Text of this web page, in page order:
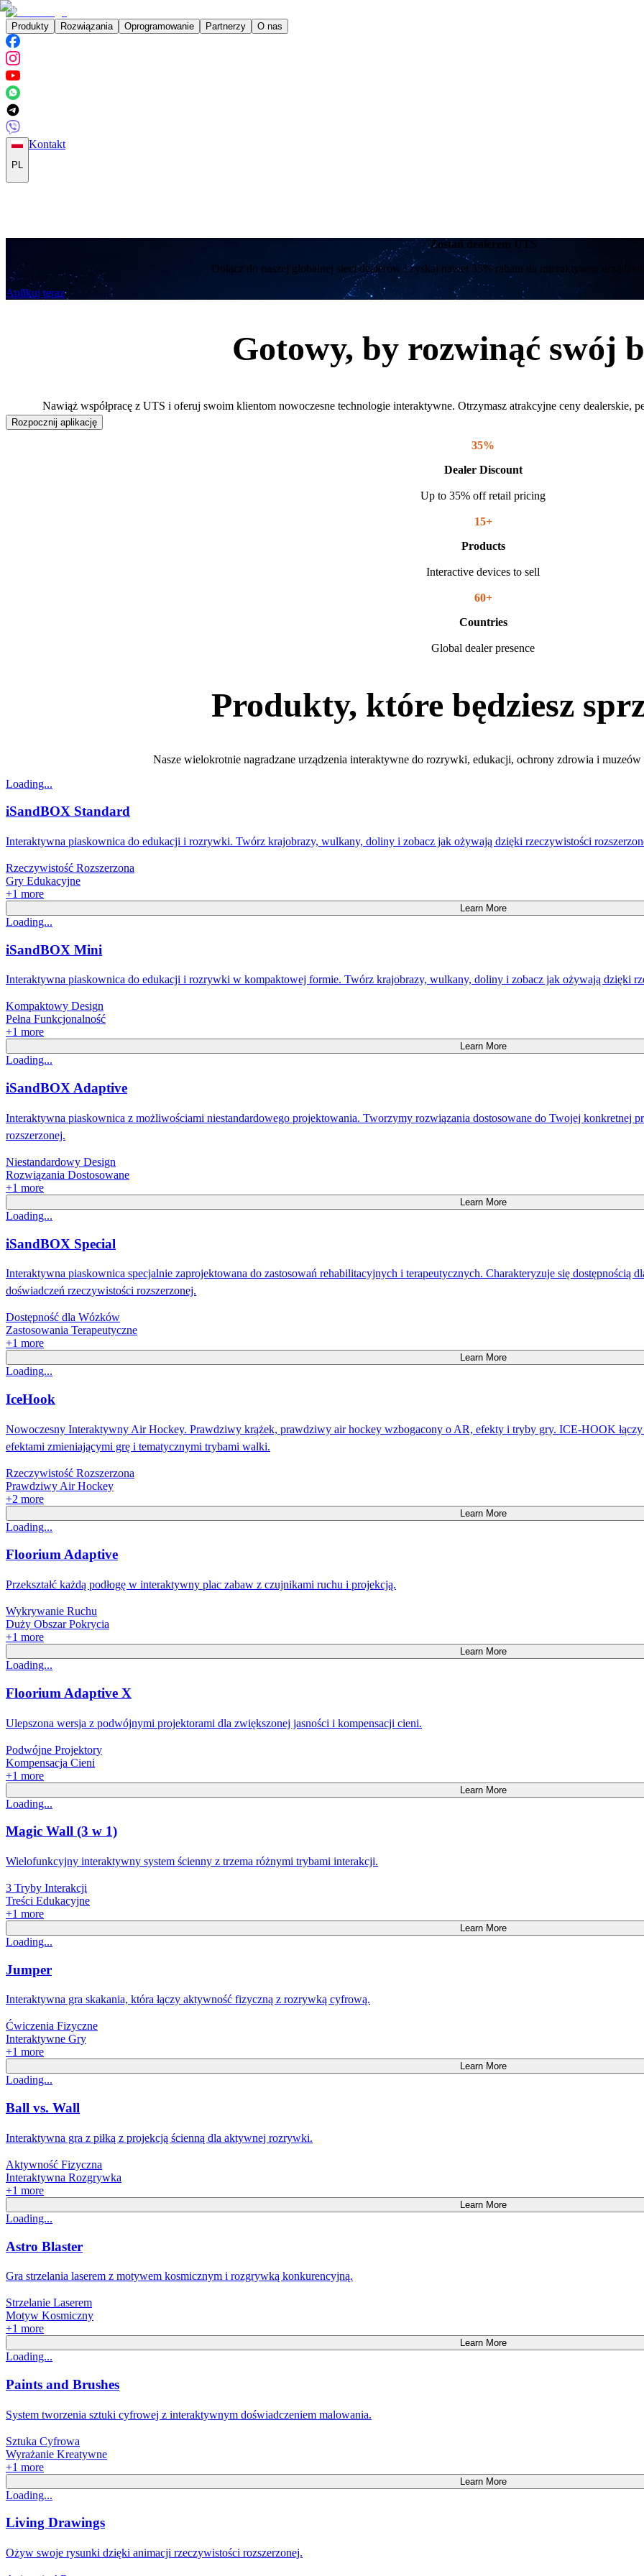
Produkty Rozwiązania Oprogramowanie Partnerzy O nas
PL
Kontakt
Zostań dealerem UTS
Dołącz do naszej globalnej sieci dealerów i zyskaj nawet 35% rabatu na interaktywne
Aplikuj teraz
Gotowy, by rozwinąć swój
Nawiąż współpracę z UTS i oferuj swoim klientom nowoczesne technologie interaktywne. Otrzymasz atrakcyjne ceny dealerskie,
Rozpocznij aplikację
35%
Dealer Discount
Up to 35% off retail pricing
15+
Products
Interactive devices to sell
60+
Countries
Global dealer presence
Produkty, które będziesz
Nasze wielokrotnie nagradzane urządzenia interaktywne do rozrywki, edukacji, ochrony zdrowia i
Loading...
iSandBOX Standard
Interaktywna piaskownica do edukacji i rozrywki. Twórz krajobrazy, wulkany, doliny i zobacz jak ożywają dzięki rzeczywistości
Rzeczywistość Rozszerzona
Gry Edukacyjne
+1 more
Learn More
Loading...
iSandBOX Mini
Interaktywna piaskownica do edukacji i rozrywki w kompaktowej formie. Twórz krajobrazy, wulkany, doliny i zobacz jak ożywają dzięki
Kompaktowy Design
Pełna Funkcjonalność
+1 more
Learn More
Loading...
iSandBOX Adaptive
Interaktywna piaskownica z możliwościami niestandardowego projektowania. Tworzymy rozwiązania dostosowane do Twojej konkretnej
rozszerzonej.
Niestandardowy Design
Rozwiązania Dostosowane
+1 more
Learn More
Loading...
iSandBOX Special
Interaktywna piaskownica specjalnie zaprojektowana do zastosowań rehabilitacyjnych i terapeutycznych. Charakteryzuje się
doświadczeń rzeczywistości rozszerzonej.
Dostępność dla Wózków
Zastosowania Terapeutyczne
+1 more
Learn More
Loading...
IceHook
Nowoczesny Interaktywny Air Hockey. Prawdziwy krążek, prawdziwy air hockey wzbogacony o AR, efekty i tryby gry. ICE-HOOK
efektami zmieniającymi grę i tematycznymi trybami walki.
Rzeczywistość Rozszerzona
Prawdziwy Air Hockey
+2 more
Learn More
Loading...
Floorium Adaptive
Przekształć każdą podłogę w interaktywny plac zabaw z czujnikami ruchu i projekcją.
Wykrywanie Ruchu
Duży Obszar Pokrycia
+1 more
Learn More
Loading...
Floorium Adaptive X
Ulepszona wersja z podwójnymi projektorami dla zwiększonej jasności i kompensacji cieni.
Podwójne Projektory
Kompensacja Cieni
+1 more
Learn More
Loading...
Magic Wall (3 w 1)
Wielofunkcyjny interaktywny system ścienny z trzema różnymi trybami interakcji.
3 Tryby Interakcji
Treści Edukacyjne
+1 more
Learn More
Loading...
Jumper
Interaktywna gra skakania, która łączy aktywność fizyczną z rozrywką cyfrową.
Ćwiczenia Fizyczne
Interaktywne Gry
+1 more
Learn More
Loading...
Ball vs. Wall
Interaktywna gra z piłką z projekcją ścienną dla aktywnej rozrywki.
Aktywność Fizyczna
Interaktywna Rozgrywka
+1 more
Learn More
Loading...
Astro Blaster
Gra strzelania laserem z motywem kosmicznym i rozgrywką konkurencyjną.
Strzelanie Laserem
Motyw Kosmiczny
+1 more
Learn More
Loading...
Paints and Brushes
System tworzenia sztuki cyfrowej z interaktywnym doświadczeniem malowania.
Sztuka Cyfrowa
Wyrażanie Kreatywne
+1 more
Learn More
Loading...
Living Drawings
Ożyw swoje rysunki dzięki animacji rzeczywistości rozszerzonej.